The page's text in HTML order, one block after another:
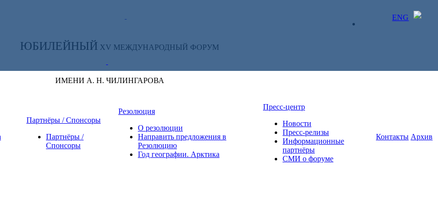
ENG
ЛИЧНЫЙ КАБИНЕТ
ЮБИЛЕЙНЫЙ XV МЕЖДУНАРОДНЫЙ ФОРУМ
ИМЕНИ А. Н. ЧИЛИНГАРОВА
Партнёры / Спонсоры
Партнёры /
Спонсоры
Резолюция
О резолюции
Направить предложения в
Резолюцию
Год географии. Арктика
Пресс-центр
Новости
Пресс-релизы
Информационные
партнёры
СМИ о форуме
Контакты Архив